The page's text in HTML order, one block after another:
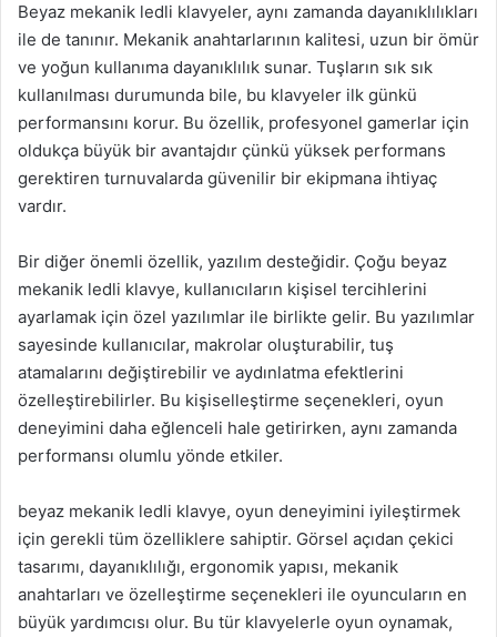
Beyaz mekanik ledli klavyeler, aynı zamanda dayanıklılıkları
ile de tanınır. Mekanik anahtarlarının kalitesi, uzun bir ömür
ve yoğun kullanıma dayanıklılık sunar. Tuşların sık sık
kullanılması durumunda bile, bu klavyeler ilk günkü
performansını korur. Bu özellik, profesyonel gamerlar için
oldukça büyük bir avantajdır çünkü yüksek performans
gerektiren turnuvalarda güvenilir bir ekipmana ihtiyaç
vardır.
Bir diğer önemli özellik, yazılım desteğidir. Çoğu beyaz
mekanik ledli klavye, kullanıcıların kişisel tercihlerini
ayarlamak için özel yazılımlar ile birlikte gelir. Bu yazılımlar
sayesinde kullanıcılar, makrolar oluşturabilir, tuş
atamalarını değiştirebilir ve aydınlatma efektlerini
özelleştirebilirler. Bu kişiselleştirme seçenekleri, oyun
deneyimini daha eğlenceli hale getirirken, aynı zamanda
performansı olumlu yönde etkiler.
beyaz mekanik ledli klavye, oyun deneyimini iyileştirmek
için gerekli tüm özelliklere sahiptir. Görsel açıdan çekici
tasarımı, dayanıklılığı, ergonomik yapısı, mekanik
anahtarları ve özelleştirme seçenekleri ile oyuncuların en
büyük yardımcısı olur. Bu tür klavyelerle oyun oynamak,